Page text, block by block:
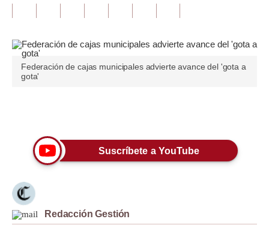
Plus G
Editorial
Pregunta de hoy
Lujo
Moda
Estilos
Federación de cajas municipales advierte avance del 'gota a
gota'
Suscríbete a YouTube
Redacción Gestión